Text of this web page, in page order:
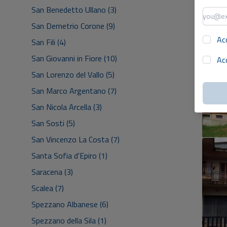
San Benedetto Ullano (3)
San Demetrio Corone (9)
San Fili (4)
San Giovanni in Fiore (10)
San Lorenzo del Vallo (5)
San Marco Argentano (7)
San Nicola Arcella (3)
San Sosti (5)
San Vincenzo La Costa (7)
Santa Sofia d'Epiro (1)
Saracena (3)
Scalea (7)
Spezzano Albanese (6)
Spezzano della Sila (1)
5